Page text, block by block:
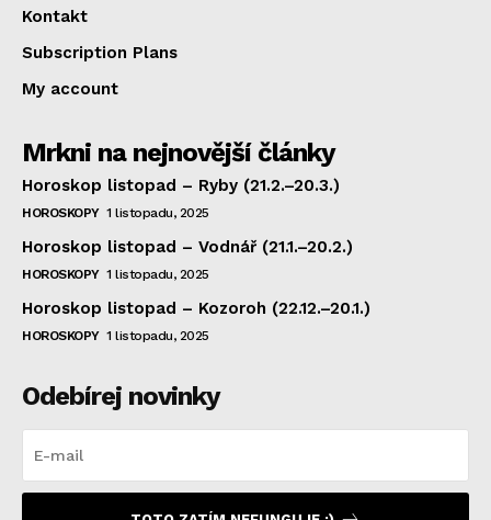
Kontakt
Subscription Plans
My account
Mrkni na nejnovější články
Horoskop listopad – Ryby (21.2.–20.3.)
HOROSKOPY 1 listopadu, 2025
Horoskop listopad – Vodnář (21.1.–20.2.)
HOROSKOPY 1 listopadu, 2025
Horoskop listopad – Kozoroh (22.12.–20.1.)
HOROSKOPY 1 listopadu, 2025
Odebírej novinky